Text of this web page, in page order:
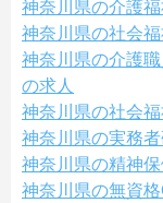
神奈川県の介護福
神奈川県の社会福
神奈川県の介護
の求人
神奈川県の社会
神奈川県の実務
神奈川県の精神
神奈川県の無資格